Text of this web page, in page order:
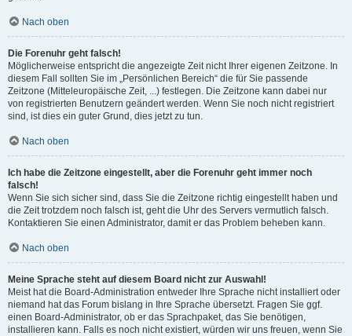
Nach oben
Die Forenuhr geht falsch!
Möglicherweise entspricht die angezeigte Zeit nicht Ihrer eigenen Zeitzone. In
diesem Fall sollten Sie im „Persönlichen Bereich“ die für Sie passende
Zeitzone (Mitteleuropäische Zeit, ...) festlegen. Die Zeitzone kann dabei nur
von registrierten Benutzern geändert werden. Wenn Sie noch nicht registriert
sind, ist dies ein guter Grund, dies jetzt zu tun.
Nach oben
Ich habe die Zeitzone eingestellt, aber die Forenuhr geht immer noch
falsch!
Wenn Sie sich sicher sind, dass Sie die Zeitzone richtig eingestellt haben und
die Zeit trotzdem noch falsch ist, geht die Uhr des Servers vermutlich falsch.
Kontaktieren Sie einen Administrator, damit er das Problem beheben kann.
Nach oben
Meine Sprache steht auf diesem Board nicht zur Auswahl!
Meist hat die Board-Administration entweder Ihre Sprache nicht installiert oder
niemand hat das Forum bislang in Ihre Sprache übersetzt. Fragen Sie ggf.
einen Board-Administrator, ob er das Sprachpaket, das Sie benötigen,
installieren kann. Falls es noch nicht existiert, würden wir uns freuen, wenn Sie